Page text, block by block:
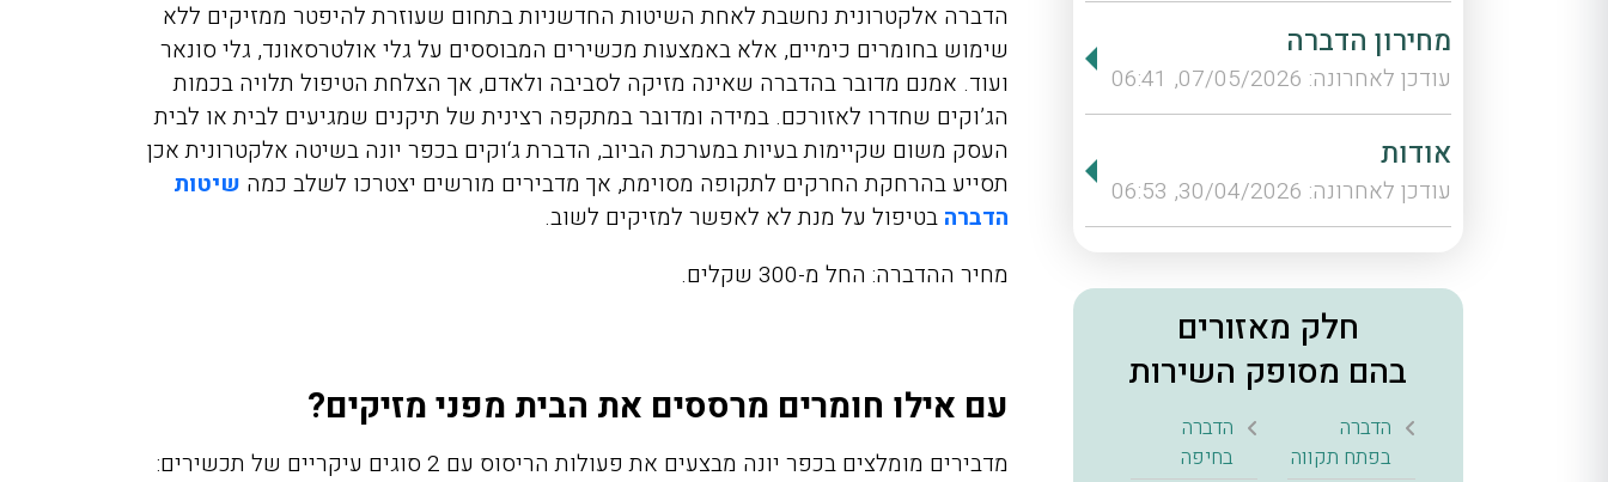
מחירון הדברה
עודכן לאחרונה: 07/05/2026, 06:41
אודות
עודכן לאחרונה: 30/04/2026, 06:53
חלק מאזורים
בהם מסופק השירות
הדברה
בפתח תקווה
הדברה
בחיפה
הדברה אלקטרונית נחשבת לאחת השיטות החדשניות בתחום שעוזרת להיפטר ממזיקים ללא
שימוש בחומרים כימיים, אלא באמצעות מכשירים המבוססים על גלי אולטרסאונד, גלי סונאר
ועוד. אמנם מדובר בהדברה שאינה מזיקה לסביבה ולאדם, אך הצלחת הטיפול תלויה בכמות
הג’וקים שחדרו לאזורכם. במידה ומדובר במתקפה רצינית של תיקנים שמגיעים לבית או לבית
העסק משום שקיימות בעיות במערכת הביוב, הדברת ג‘וקים בכפר יונהבשיטה אלקטרונית אכן
תסייע בהרחקת החרקים לתקופה מסוימת, אך מדבירים מורשים יצטרכו לשלב כמה שיטות
הדברה בטיפול על מנת לא לאפשר למזיקים לשוב.
מחיר ההדברה: החל מ-300 שקלים.
עם אילו חומרים מרססים את הבית מפני מזיקים?
מדבירים מומלצים בכפר יונה מבצעים את פעולות הריסוס עם 2 סוגים עיקריים של תכשירים: